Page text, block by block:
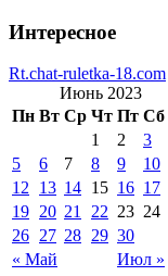
Интересное
Rt.chat-ruletka-18.com
Июнь 2023
Пн Вт Ср Чт Пт Сб
« Май Июл »
1 2 3
5
6 7 8 9 10
12
13 14 15 16 17
19 20 21 22 23 24
26 27 28 29 30